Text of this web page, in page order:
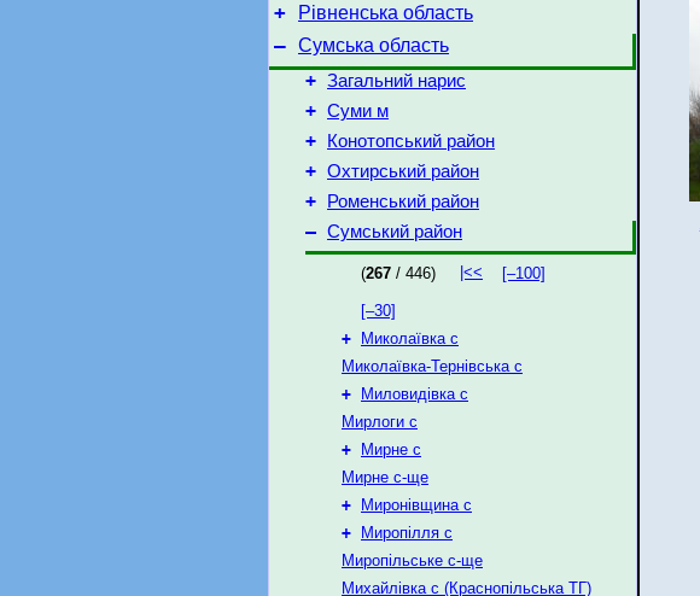
+ Рівненська область
– Сумська область
+ Загальний нарис
+ Суми м
+ Конотопський район
+ Охтирський район
+ Роменський район
– Сумський район
(267 / 446) |<< [–100]
[–30]
+
Миколаївка с
Миколаївка-Тернівська с
+
Миловидівка с
Мирлоги с
+
Мирне с
Мирне с-ще
+
Миронівщина с
+
Миропілля с
Миропільське с-ще
Михайлівка с (Краснопільська ТГ)